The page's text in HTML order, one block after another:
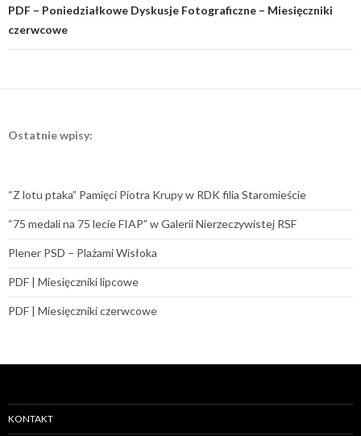
PDF – Poniedziałkowe Dyskusje Fotograficzne – Miesięczniki
czerwcowe
Ostatnie wpisy:
“Z lotu ptaka” Pamięci Piotra Krupy w RDK filia Staromieście
“75 medali na 75 lecie FIAP” w Galerii Nierzeczywistej RSF
Plener PSD – Plażami Wisłoka
PDF | Miesięczniki lipcowe
PDF | Miesięczniki czerwcowe
KONTAKT